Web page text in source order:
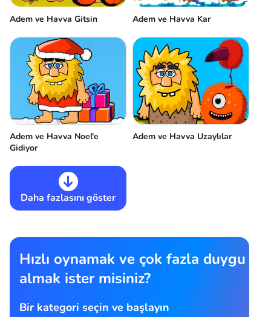
Adem ve Havva Gitsin Adem ve Havva Kar
Adem ve Havva Noel'e
Gidiyor
Adem ve Havva Uzaylılar
Daha fazlasını göster
Hızlı oynamak ve çok fazla duygu
almak ister misiniz?
Bir kategori seçin ve başlayın